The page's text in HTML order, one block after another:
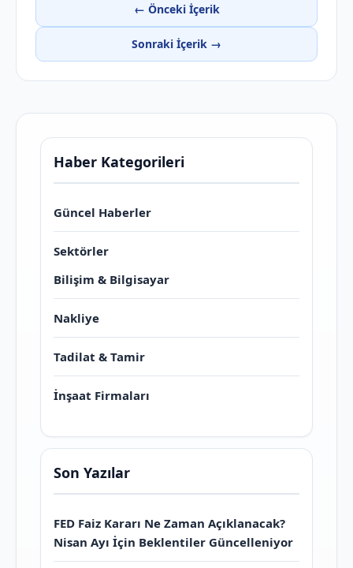
← Önceki İçerik
Sonraki İçerik →
Haber Kategorileri
Güncel Haberler
Sektörler
Bilişim & Bilgisayar
Nakliye
Tadilat & Tamir
İnşaat Firmaları
Son Yazılar
FED Faiz Kararı Ne Zaman Açıklanacak?
Nisan Ayı İçin Beklentiler Güncelleniyor